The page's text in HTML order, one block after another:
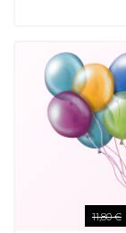
11,80 €